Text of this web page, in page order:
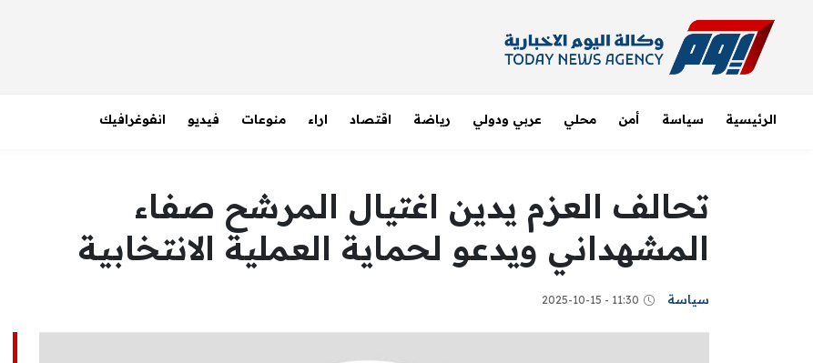
الرئيسية سياسة أمن محلي عربي ودولي رياضة اقتصاد اراء منوعات فيديو انفوغرافيك
تحالف العزم يدين اغتيال المرشح صفاء
المشهداني ويدعو لحماية العملية الانتخابية
سياسة 11:30 - 2025-10-15